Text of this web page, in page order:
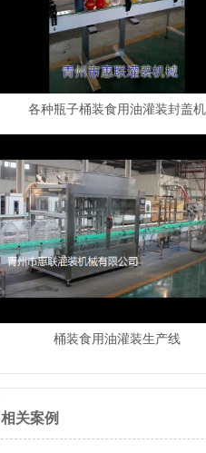
各种瓶子桶装食用油灌装封盖机
桶装食用油灌装生产线
相关案例